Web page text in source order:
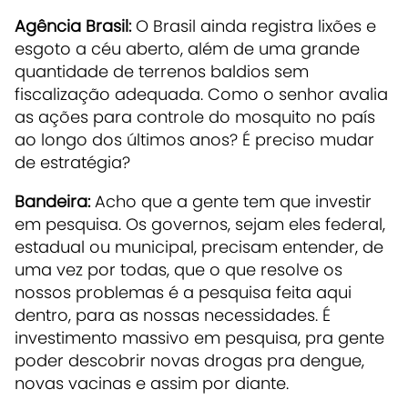
Agência Brasil: O Brasil ainda registra lixões e
esgoto a céu aberto, além de uma grande
quantidade de terrenos baldios sem
fiscalização adequada. Como o senhor avalia
as ações para controle do mosquito no país
ao longo dos últimos anos? É preciso mudar
de estratégia?
Bandeira:Acho que a gente tem que investir
em pesquisa. Os governos, sejam eles federal,
estadual ou municipal, precisam entender, de
uma vez por todas, que o que resolve os
nossos problemas é a pesquisa feita aqui
dentro, para as nossas necessidades. É
investimento massivo em pesquisa, pra gente
poder descobrir novas drogas pra dengue,
novas vacinas e assim por diante.